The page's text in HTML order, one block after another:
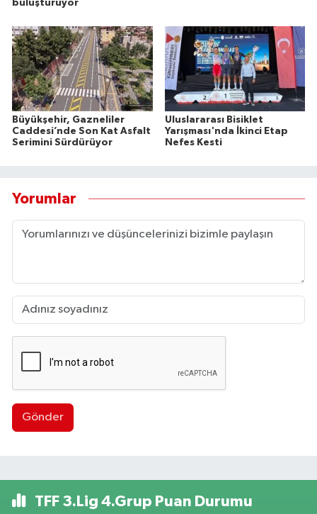
buluşturuyor
Büyükşehir, Gazneliler
Caddesi’nde Son Kat Asfalt
Serimini Sürdürüyor
Uluslararası Bisiklet
Yarışması'nda İkinci Etap
Nefes Kesti
Yorumlar
Gönder
TFF 3.Lig 4.Grup Puan Durumu